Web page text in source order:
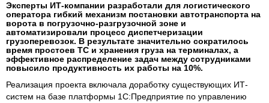
Эксперты ИТ-компании разработали для логистического
оператора гибкий механизм постановки автотранспорта на
ворота в погрузочно-разгрузочной зоне и
автоматизировали процесс диспетчеризации
грузоперевозок. В результате значительно сократилось
время простоев ТС и хранения груза на терминалах, а
эффективное распределение задач между сотрудниками
повысило продуктивность их работы на 10%.
Реализация проекта включала доработку существующих ИТ-
систем на базе платформы 1С:Предприятие по управлению